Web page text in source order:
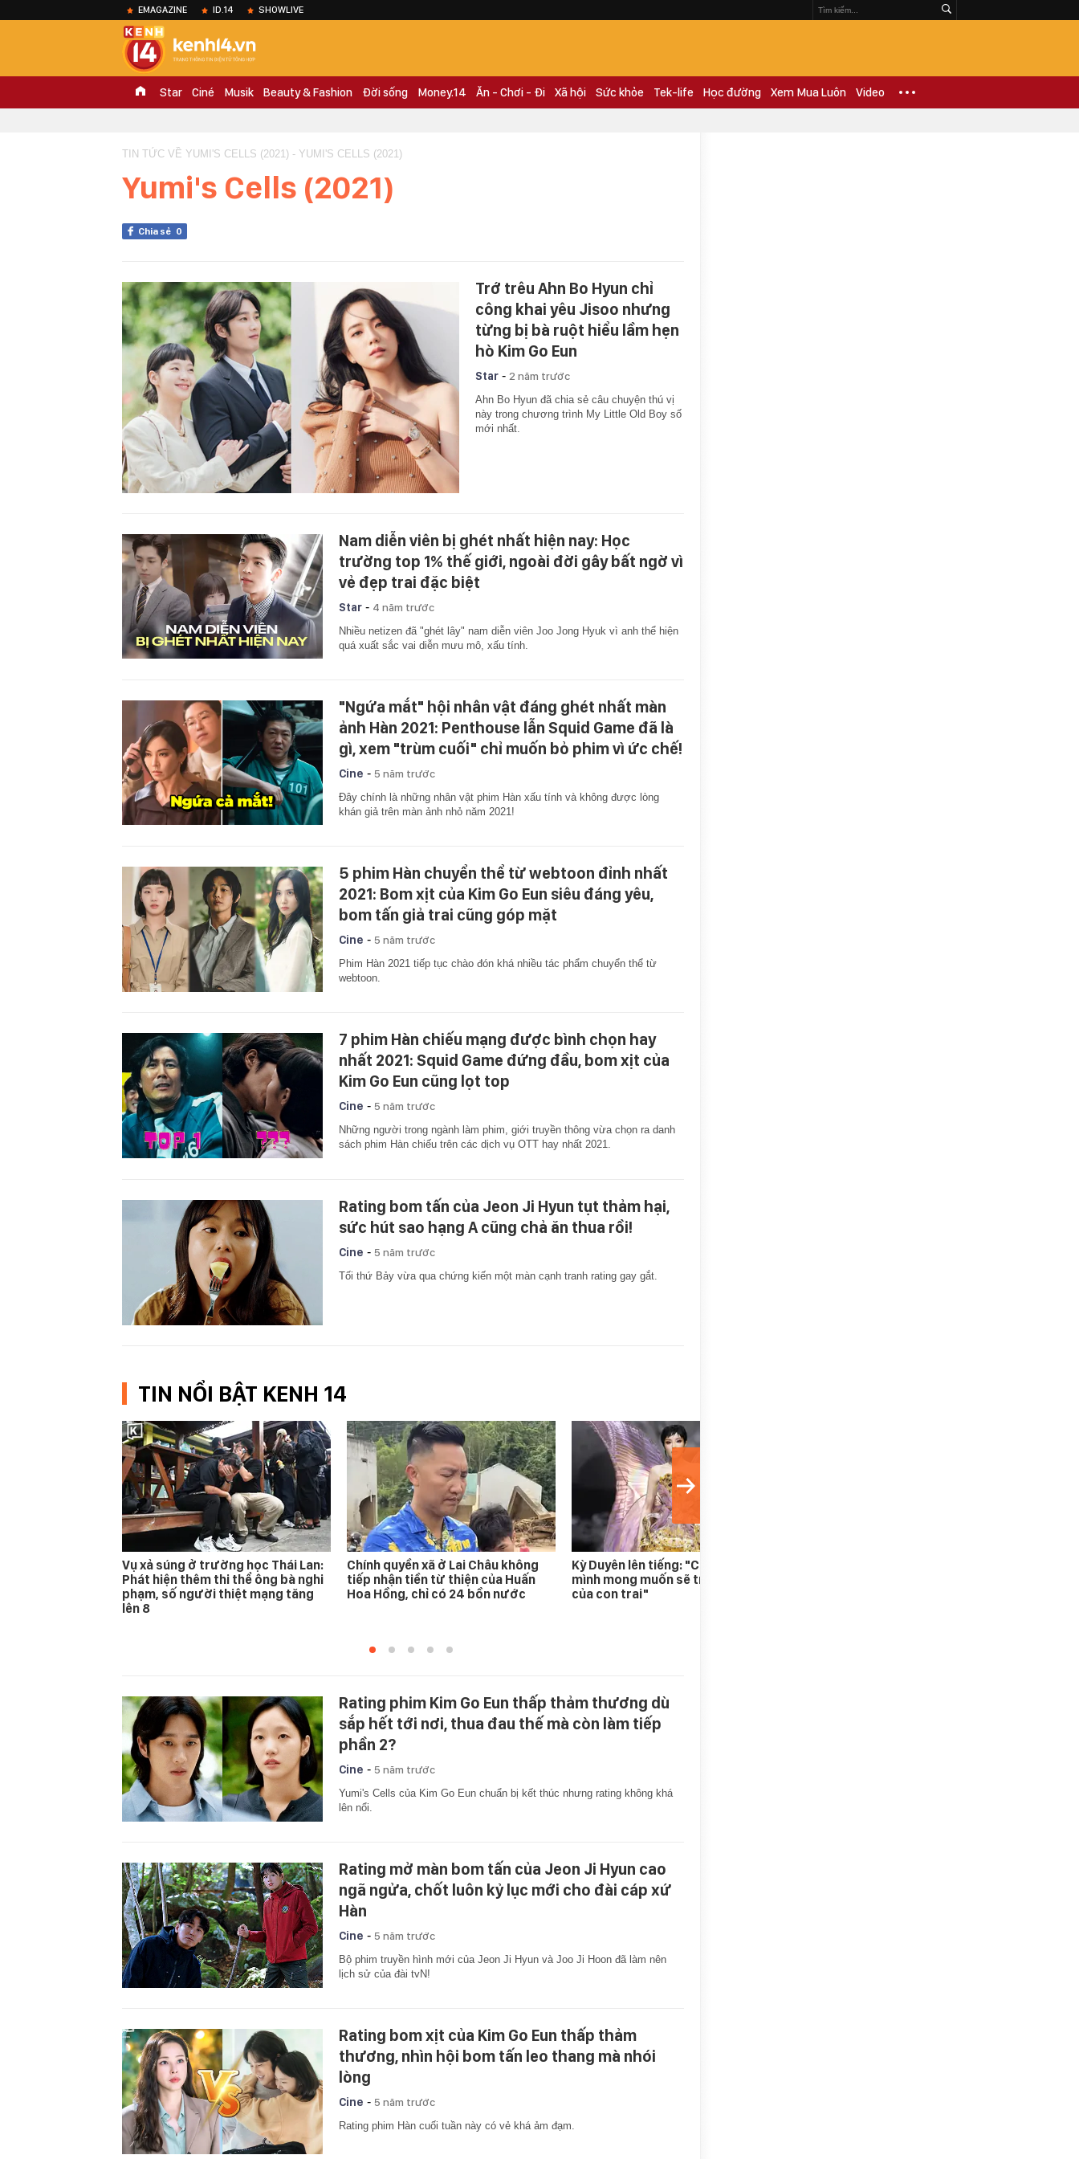
EMAGAZINE ID.14 SHOWLIVE
Star Ciné Musik Beauty & Fashion Đời sống Money.14 Ăn - Chơi - Đi Xã hội Sức khỏe Tek-life Học đường Xem Mua Luôn Video
TIN TỨC VỀ YUMI'S CELLS (2021) - YUMI'S CELLS (2021)
Yumi's Cells (2021)
Chia sẻ 0
Trớ trêu Ahn Bo Hyun chỉ
công khai yêu Jisoo nhưng
từng bị bà ruột hiểu lầm hẹn
hò Kim Go Eun
Star - 2 năm trước
Ahn Bo Hyun đã chia sẻ câu chuyện thú vị
này trong chương trình My Little Old Boy số
mới nhất.
Nam diễn viên bị ghét nhất hiện nay: Học
trường top 1% thế giới, ngoài đời gây bất ngờ vì
vẻ đẹp trai đặc biệt
Star - 4 năm trước
Nhiều netizen đã "ghét lây" nam diễn viên Joo Jong Hyuk vì anh thể hiện
quá xuất sắc vai diễn mưu mô, xấu tính.
"Ngứa mắt" hội nhân vật đáng ghét nhất màn
ảnh Hàn 2021: Penthouse lẫn Squid Game đã là
gì, xem "trùm cuối" chỉ muốn bỏ phim vì ức chế!
Cine - 5 năm trước
Đây chính là những nhân vật phim Hàn xấu tính và không được lòng
khán giả trên màn ảnh nhỏ năm 2021!
5 phim Hàn chuyển thể từ webtoon đỉnh nhất
2021: Bom xịt của Kim Go Eun siêu đáng yêu,
bom tấn giả trai cũng góp mặt
Cine - 5 năm trước
Phim Hàn 2021 tiếp tục chào đón khá nhiều tác phẩm chuyển thể từ
webtoon.
7 phim Hàn chiếu mạng được bình chọn hay
nhất 2021: Squid Game đứng đầu, bom xịt của
Kim Go Eun cũng lọt top
Cine - 5 năm trước
Những người trong ngành làm phim, giới truyền thông vừa chọn ra danh
sách phim Hàn chiếu trên các dịch vụ OTT hay nhất 2021.
Rating bom tấn của Jeon Ji Hyun tụt thảm hại,
sức hút sao hạng A cũng chả ăn thua rồi!
Cine - 5 năm trước
Tối thứ Bảy vừa qua chứng kiến một màn cạnh tranh rating gay gắt.
TIN NỔI BẬT KENH 14
Vụ xả súng ở trường học Thái Lan:
Phát hiện thêm thi thể ông bà nghi
phạm, số người thiệt mạng tăng
lên 8
Chính quyền xã ở Lai Châu không
tiếp nhận tiền từ thiện của Huấn
Hoa Hồng, chỉ có 24 bồn nước
Kỳ Duyên lên tiếng: "Chưa bao giờ
mình mong muốn sẽ trong hình hài
của con trai"
Rating phim Kim Go Eun thấp thảm thương dù
sắp hết tới nơi, thua đau thế mà còn làm tiếp
phần 2?
Cine - 5 năm trước
Yumi's Cells của Kim Go Eun chuẩn bị kết thúc nhưng rating không khá
lên nổi.
Rating mở màn bom tấn của Jeon Ji Hyun cao
ngã ngửa, chốt luôn kỷ lục mới cho đài cáp xứ
Hàn
Cine - 5 năm trước
Bộ phim truyền hình mới của Jeon Ji Hyun và Joo Ji Hoon đã làm nên
lịch sử của đài tvN!
Rating bom xịt của Kim Go Eun thấp thảm
thương, nhìn hội bom tấn leo thang mà nhói
lòng
Cine - 5 năm trước
Rating phim Hàn cuối tuần này có vẻ khá ảm đạm.